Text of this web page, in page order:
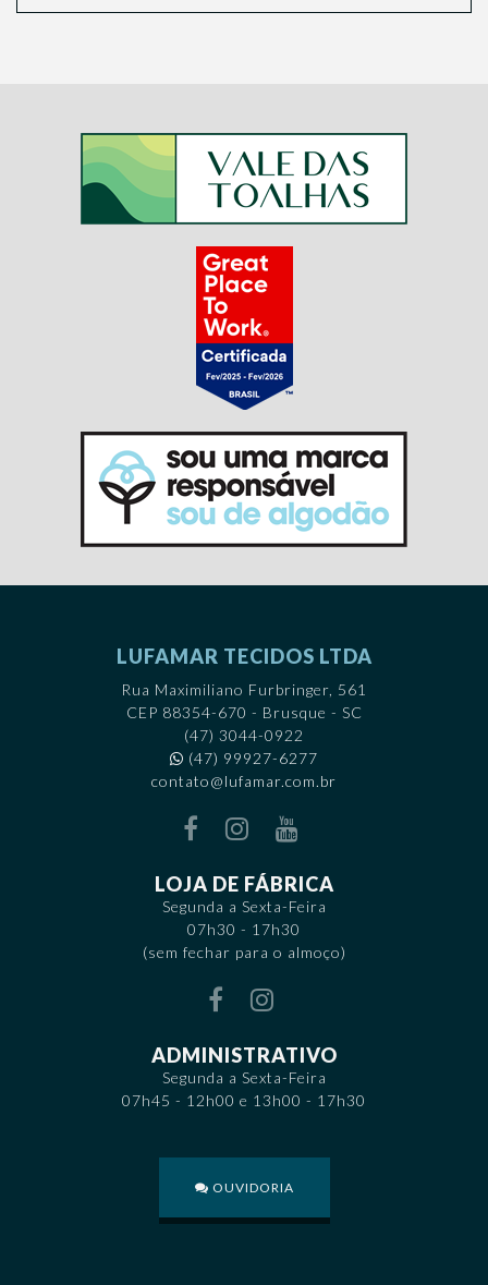
LUFAMAR TECIDOS LTDA
Rua Maximiliano Furbringer, 561
CEP 88354-670 - Brusque - SC
(47) 3044-0922
(47) 99927-6277
contato@lufamar.com.br
LOJA DE FÁBRICA
Segunda a Sexta-Feira
07h30 - 17h30
(sem fechar para o almoço)
ADMINISTRATIVO
Segunda a Sexta-Feira
07h45 - 12h00 e 13h00 - 17h30
OUVIDORIA